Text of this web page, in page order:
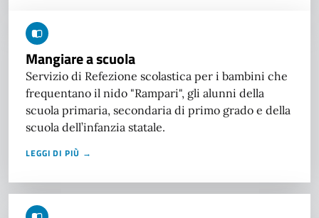
Mangiare a scuola
Servizio di Refezione scolastica per i bambini che
frequentano il nido "Rampari", gli alunni della
scuola primaria, secondaria di primo grado e della
scuola dell’infanzia statale.
LEGGI DI PIÙ →